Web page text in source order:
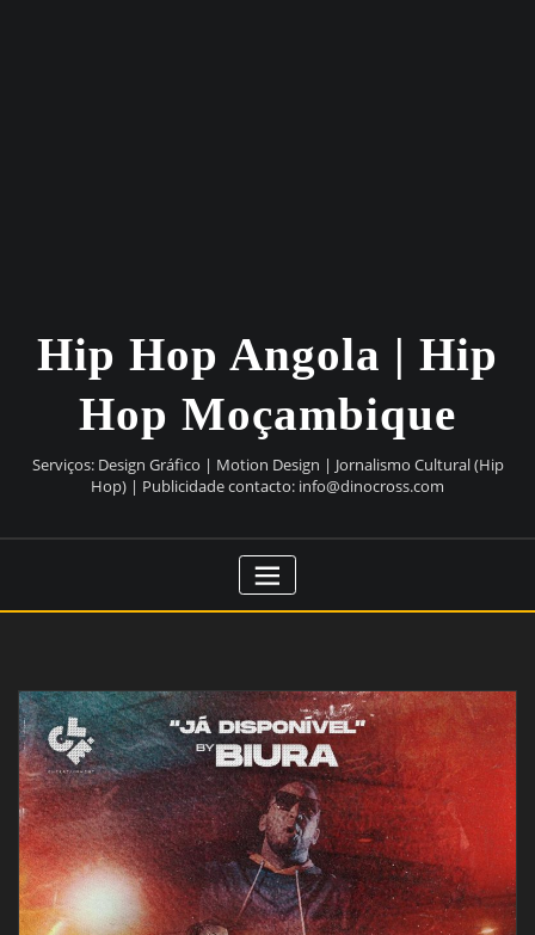
Hip Hop Angola | Hip
Hop Moçambique
Serviços: Design Gráfico | Motion Design | Jornalismo Cultural (Hip
Hop) | Publicidade contacto: info@dinocross.com